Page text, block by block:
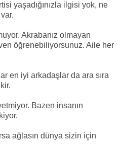
yaşadığınızla ilgisi yok, ne
Akrabanız olmayan
öğrenebiliyorsunuz. Aile her
en iyi arkadaşlar da ara sıra
Bazen insanın
ağlasın dünya sizin için